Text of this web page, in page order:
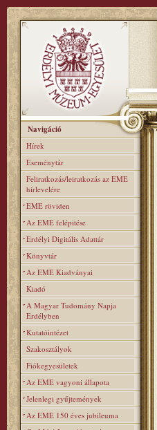
Navigáció
Hírek
Eseménytár
Feliratkozás/leiratkozás az EME
hírlevelére
EME röviden
Az EME felépitése
Erdélyi Digitális Adattár
Könyvtár
Az EME Kiadványai
Kiadó
A Magyar Tudomány Napja
Erdélyben
Kutatóintézet
Szakosztályok
Fiókegyesületek
Az EME vagyoni állapota
Jelenlegi gyűjtemények
Az EME 150 éves jubileuma